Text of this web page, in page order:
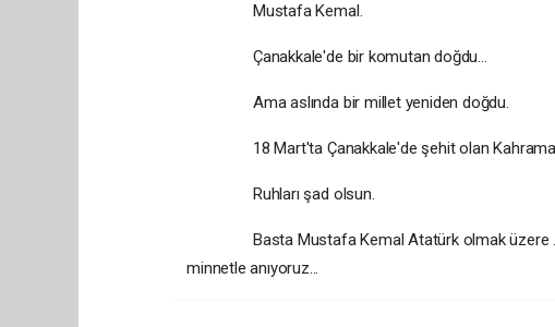
Mustafa Kemal.
Çanakkale'de bir komutan doğdu…
Ama aslında bir millet yeniden doğdu.
18 Mart'ta Çanakkale'de şehit olan
Ruhları şad olsun.
Basta Mustafa Kemal Atatürk olmak üzere .bu
minnetle anıyoruz...